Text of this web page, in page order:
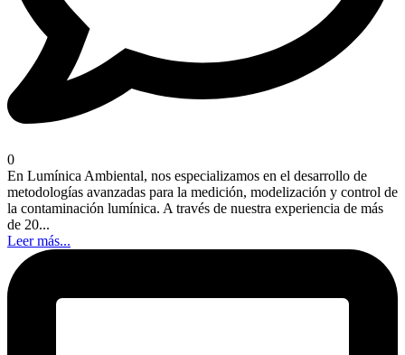
0
En Lumínica Ambiental, nos especializamos en el desarrollo de
metodologías avanzadas para la medición, modelización y control de
la contaminación lumínica. A través de nuestra experiencia de más
de 20...
Leer más...